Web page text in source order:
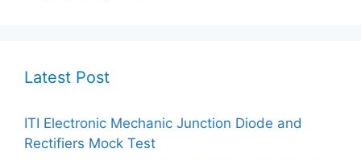
Latest Post
ITI Electronic Mechanic Junction Diode and
Rectifiers Mock Test